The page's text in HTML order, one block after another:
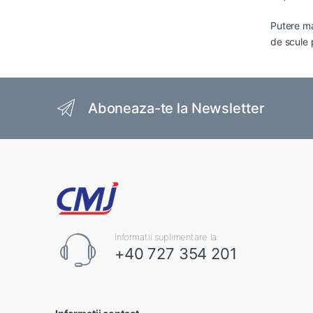
Putere
de scule
Aboneaza-te la Newsletter
Informatii suplimentare la:
+40 727 354 201